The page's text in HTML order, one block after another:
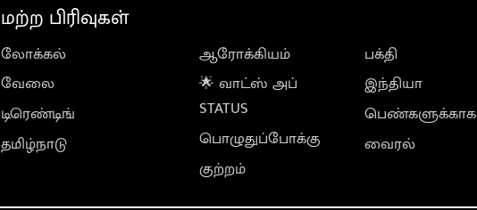
மற்ற பிரிவுகள்
லோக்கல்
வேலை
டிரெண்டிங்
தமிழ்நாடு
ஆரோக்கியம்
🌟 வாட்ஸ் அப்
STATUS
பொழுதுப்போக்கு
குற்றம்
பக்தி
இந்தியா
பெண்களுக்காக
வைரல்